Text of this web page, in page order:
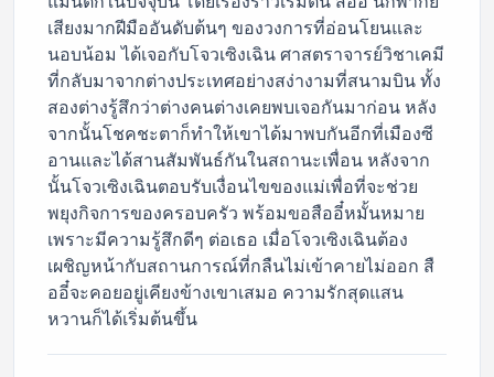
เสียงมากฝีมืออันดับต้นๆ ของวงการที่อ่อนโยนและ
นอบน้อม ได้เจอกับโจวเซิงเฉิน ศาสตราจารย์วิชาเคมี
ที่กลับมาจากต่างประเทศอย่างสง่างามที่สนามบิน ทั้ง
สองต่างรู้สึกว่าต่างคนต่างเคยพบเจอกันมาก่อน หลัง
จากนั้นโชคชะตาก็ทำให้เขาได้มาพบกันอีกที่เมืองซี
อานและได้สานสัมพันธ์กันในสถานะเพื่อน หลังจาก
นั้นโจวเซิงเฉินตอบรับเงื่อนไขของแม่เพื่อที่จะช่วย
พยุงกิจการของครอบครัว พร้อมขอสืออี๋หมั้นหมาย
เพราะมีความรู้สึกดีๆ ต่อเธอ เมื่อโจวเซิงเฉินต้อง
เผชิญหน้ากับสถานการณ์ที่กลืนไม่เข้าคายไม่ออก สื
ออี๋จะคอยอยู่เคียงข้างเขาเสมอ ความรักสุดแสน
หวานก็ได้เริ่มต้นขึ้น